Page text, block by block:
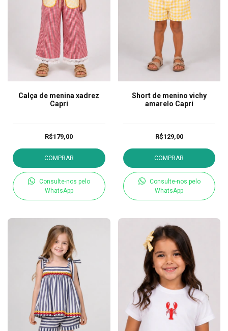
Calça de menina xadrez
Capri
R$179,00
COMPRAR
Consulte-nos pelo
WhatsApp
Short de menino vichy
amarelo Capri
R$129,00
COMPRAR
Consulte-nos pelo
WhatsApp